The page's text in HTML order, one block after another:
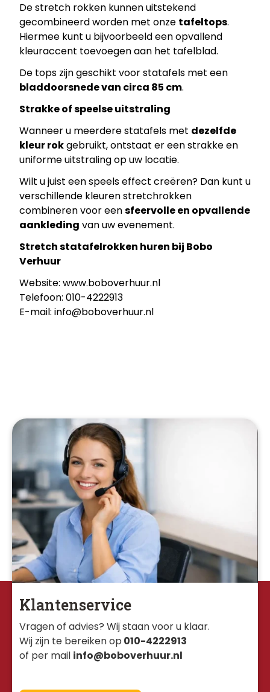
De stretch rokken kunnen uitstekend
gecombineerd worden met onze tafeltops.
Hiermee kunt u bijvoorbeeld een opvallend
kleuraccent toevoegen aan het tafelblad.
De tops zijn geschikt voor statafels met een
bladdoorsnede van circa 85 cm.
Strakke of speelse uitstraling
Wanneer u meerdere statafels met dezelfde
kleur rokgebruikt, ontstaat er een strakke en
uniforme uitstraling op uw locatie.
Wilt u juist een speels effect creëren? Dan kunt u
verschillende kleuren stretchrokken
combineren voor eensfeervolle en opvallende
aankleding van uw evenement.
Stretch statafelrokken huren bij Bobo
Verhuur
Website: www.boboverhuur.nl
Telefoon: 010-4222913
E-mail: info@boboverhuur.nl
Klantenservice
Vragen of advies? Wij staan voor u klaar.
Wij zijn te bereiken op 010-4222913
of per mail info@boboverhuur.nl